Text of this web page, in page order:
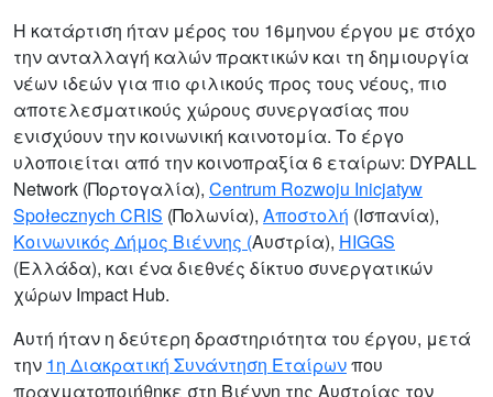
Η κατάρτιση ήταν μέρος του 16μηνου έργου με στόχο
την ανταλλαγή καλών πρακτικών και τη δημιουργία
νέων ιδεών για πιο φιλικούς προς τους νέους, πιο
αποτελεσματικούς χώρους συνεργασίας που
ενισχύουν την κοινωνική καινοτομία. Το έργο
υλοποιείται από την κοινοπραξία 6 εταίρων: DYPALL
Network (Πορτογαλία), Centrum Rozwoju Inicjatyw
Społecznych CRIS (Πολωνία), Αποστολή (Ισπανία),
Κοινωνικός Δήμος Βιέννης (Αυστρία), HIGGS
(Ελλάδα), και ένα διεθνές δίκτυο συνεργατικών
χώρων Impact Hub.
Αυτή ήταν η δεύτερη δραστηριότητα του έργου, μετά
την 1η Διακρατική Συνάντηση Εταίρωνπου
πραγματοποιήθηκε στη Βιέννη της Αυστρίας τον